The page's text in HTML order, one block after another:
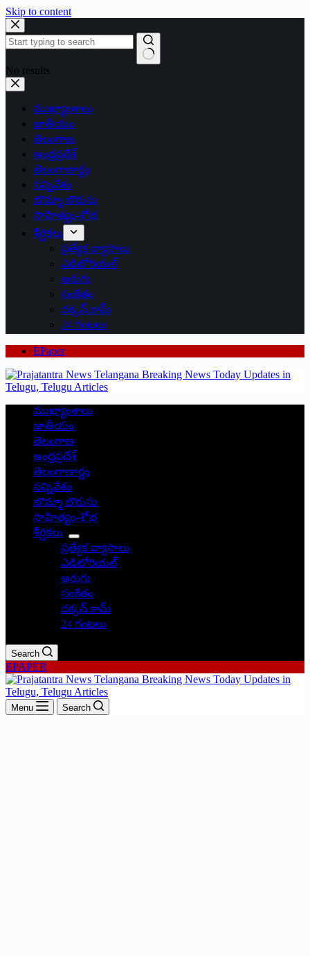
Skip to content
No results
ముఖ్యాంశాలు
జాతీయం
తెలంగాణ
ఆంధ్రప్రదేశ్
తెలంగాణార్థం
సన్నివేశం
బొమ్మా బొరుసు
సాహిత్యం-శోభ
శీర్షికలు
ప్రత్యేక వ్యాసాలు
ఎడిటోరియల్
అరుగు
సంకేతం
దక్కన్.కామ్
24 గంటలు
EPaper
ముఖ్యాంశాలు
జాతీయం
తెలంగాణ
ఆంధ్రప్రదేశ్
తెలంగాణార్థం
సన్నివేశం
బొమ్మా బొరుసు
సాహిత్యం-శోభ
శీర్షికలు
ప్రత్యేక వ్యాసాలు
ఎడిటోరియల్
అరుగు
సంకేతం
దక్కన్.కామ్
24 గంటలు
Search
EPAPER
Menu Search